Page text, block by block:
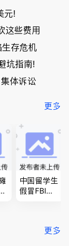
元!
这些费用
存危机
坑指南!
体诉讼
更多
中国留学生
假冒FBI上
夫妻住进殡
更多